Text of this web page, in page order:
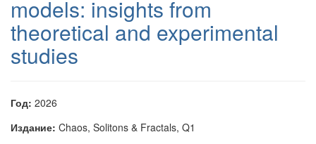
models: insights from
theoretical and experimental
studies
Год: 2026
Издание: Chaos, Solitons & Fractals, Q1